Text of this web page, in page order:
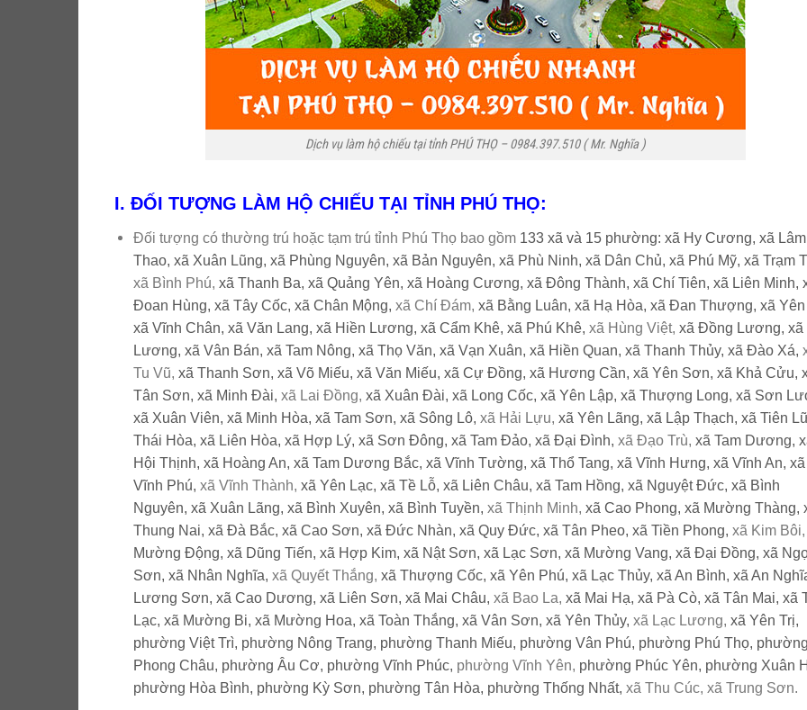
Dịch vụ làm hộ chiếu tại tỉnh PHÚ THỌ – 0984.397.510 ( Mr. Nghĩa )
I. ĐỐI TƯỢNG LÀM HỘ CHIẾU TẠI TỈNH PHÚ THỌ:
Đối tượng có thường trú hoặc tạm trú tỉnh Phú Thọ bao gồm133 xã và 15 phường: xã Hy Cương, xã Lâm
Thao, xã Xuân Lũng, xã Phùng Nguyên, xã Bản Nguyên, xã Phù Ninh, xã Dân Chủ, xã Phú Mỹ, xã Trạm
xã Bình Phú, xã Thanh Ba, xã Quảng Yên, xã Hoàng Cương, xã Đông Thành, xã Chí Tiên, xã Liên Minh,
Đoan Hùng, xã Tây Cốc, xã Chân Mộng, xã Chí Đám, xã Bằng Luân, xã Hạ Hòa, xã Đan Thượng, xã
xã Vĩnh Chân, xã Văn Lang, xã Hiền Lương, xã Cẩm Khê, xã Phú Khê, xã Hùng Việt, xã Đồng Lương, xã
Lương, xã Vân Bán, xã Tam Nông, xã Thọ Văn, xã Vạn Xuân, xã Hiền Quan, xã Thanh Thủy, xã Đào Xá,
Tu Vũ, xã Thanh Sơn, xã Võ Miếu, xã Văn Miếu, xã Cự Đồng, xã Hương Cần, xã Yên Sơn, xã Khả Cửu,
Tân Sơn, xã Minh Đài, xã Lai Đồng, xã Xuân Đài, xã Long Cốc, xã Yên Lập, xã Thượng Long, xã Sơn
xã Xuân Viên, xã Minh Hòa, xã Tam Sơn, xã Sông Lô, xã Hải Lựu, xã Yên Lãng, xã Lập Thạch, xã Tiên
Thái Hòa, xã Liên Hòa, xã Hợp Lý, xã Sơn Đông, xã Tam Đảo, xã Đại Đình, xã Đạo Trù, xã Tam Dương,
Hội Thịnh, xã Hoàng An, xã Tam Dương Bắc, xã Vĩnh Tường, xã Thổ Tang, xã Vĩnh Hưng, xã Vĩnh An, xã
Vĩnh Phú, xã Vĩnh Thành, xã Yên Lạc, xã Tề Lỗ, xã Liên Châu, xã Tam Hồng, xã Nguyệt Đức, xã Bình
Nguyên, xã Xuân Lãng, xã Bình Xuyên, xã Bình Tuyền, xã Thịnh Minh, xã Cao Phong, xã Mường Thàng,
Thung Nai, xã Đà Bắc, xã Cao Sơn, xã Đức Nhàn, xã Quy Đức, xã Tân Pheo, xã Tiền Phong, xã Kim
Mường Động, xã Dũng Tiến, xã Hợp Kim, xã Nật Sơn, xã Lạc Sơn, xã Mường Vang, xã Đại Đồng, xã
Sơn, xã Nhân Nghĩa, xã Quyết Thắng, xã Thượng Cốc, xã Yên Phú, xã Lạc Thủy, xã An Bình, xã An
Lương Sơn, xã Cao Dương, xã Liên Sơn, xã Mai Châu, xã Bao La, xã Mai Hạ, xã Pà Cò, xã Tân Mai, xã
Lạc, xã Mường Bi, xã Mường Hoa, xã Toàn Thắng, xã Vân Sơn, xã Yên Thủy, xã Lạc Lương, xã Yên Trị,
phường Việt Trì, phường Nông Trang, phường Thanh Miếu, phường Vân Phú, phường Phú Thọ,
Phong Châu, phường Âu Cơ, phường Vĩnh Phúc, phường Vĩnh Yên, phường Phúc Yên, phường Xuân
phường Hòa Bình, phường Kỳ Sơn, phường Tân Hòa, phường Thống Nhất, xã Thu Cúc, xã Trung Sơn.